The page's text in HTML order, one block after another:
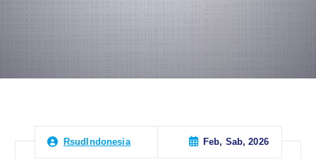
RsudIndonesia Feb, Sab, 2026